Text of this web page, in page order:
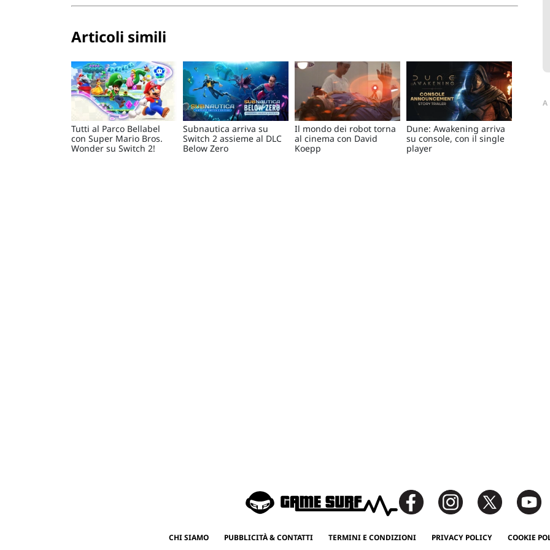
Articoli simili
Tutti al Parco Bellabel
con Super Mario Bros.
Wonder su Switch 2!
Subnautica arriva su
Switch 2 assieme al DLC
Below Zero
Il mondo dei robot torna
al cinema con David
Koepp
Dune: Awakening arriva
su console, con il single
player
CHI SIAMO PUBBLICITÀ & CONTATTI TERMINI E CONDIZIONI PRIVACY POLICY COOKIE